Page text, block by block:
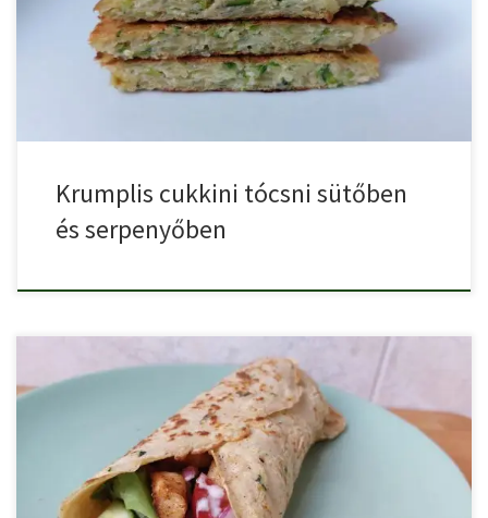
alapanyagból […]
Krumplis cukkini tócsni sütőben
és serpenyőben
A csirke gyros az egyik legnépszerűbb streetfood, amit akár otthon